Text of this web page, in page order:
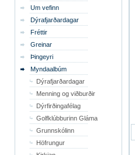
Um vefinn
Dýrafjarðardagar
Fréttir
Greinar
Þingeyri
Myndaalbúm
Dýrafjarðardagar
Menning og viðburðir
Dýrfirðingafélag
Golfklúbburinn Gláma
Grunnskólinn
Höfrungur